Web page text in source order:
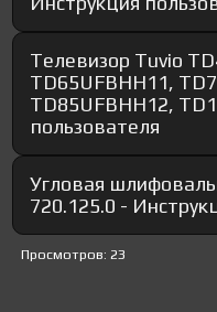
Телевизор Tuvio
TD65UFBHH11,
TD85UFBHH12,
пользователя
Угловая
720.125.0 -
Просмотров: 23